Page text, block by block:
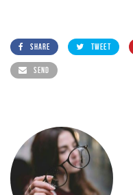
SHARE TWEET
SEND